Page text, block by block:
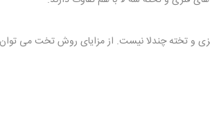
چندلا نیست. از مزایای روش تخت می توان به